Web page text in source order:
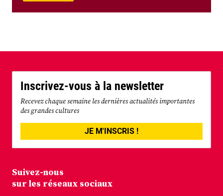
Inscrivez-vous à la newsletter
Recevez chaque semaine les dernières actualités importantes
des grandes cultures
JE M'INSCRIS !
Suivez-nous
sur les réseaux sociaux